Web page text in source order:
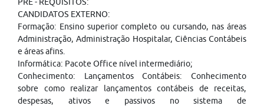
CANDIDATOS EXTERNO:
Formação: Ensino superior completo ou cursando, nas áreas
Administração, Administração Hospitalar, Ciências Contábeis
e áreas afins.
Informática: Pacote Office nível intermediário;
Conhecimento: Lançamentos Contábeis: Conhecimento
sobre como realizar lançamentos contábeis de receitas,
despesas, ativos e passivos no sistema de